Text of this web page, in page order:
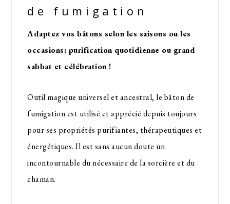
de fumigation
Adaptez vos bâtons selon les saisons ou les
occasions: purification quotidienne ou grand
sabbat et célébration !
Outil magique universel et ancestral, le bâton de
fumigation est utilisé et apprécié depuis toujours
pour ses propriétés purifiantes, thérapeutiques et
énergétiques. Il est sans aucun doute un
incontournable du nécessaire de la sorcière et du
chaman.